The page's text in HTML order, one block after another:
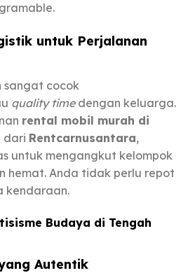
untuk Perjalanan
sangat cocok
quality timedengan keluarga.
rental mobil murah di
dari Rentcarnusantara,
untuk mengangkut kelompok
hemat. Anda tidak perlu repot
kendaraan.
Budaya di Tengah
Autentik